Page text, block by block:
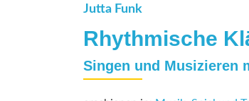
Jutta Funk
Rhythmische
Singen und Musizieren